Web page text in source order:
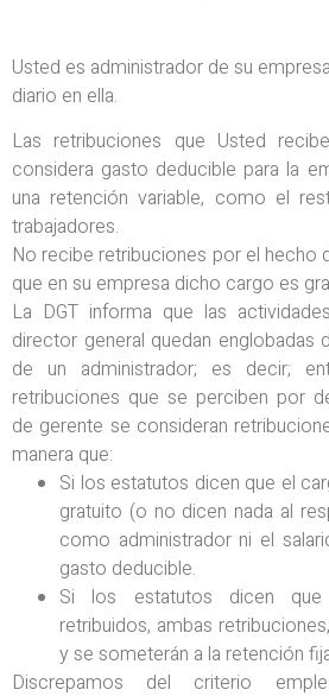
Usted es administrador de su
diario en ella.
Las retribuciones que Usted
considera gasto deducible para la
una retención variable, como el
trabajadores.
No recibe retribuciones por el hecho
que en su empresa dicho cargo es
La DGT informa que las
director general quedan englobadas
de un administrador; es decir;
retribuciones que se perciben por
de gerente se consideran
manera que:
Si los estatutos dicen que el
gratuito (o no dicen nada al
como administrador ni el
gasto deducible.
Si los estatutos dicen
retribuidos, ambas
y se someterán a la retención
Discrepamos del criterio